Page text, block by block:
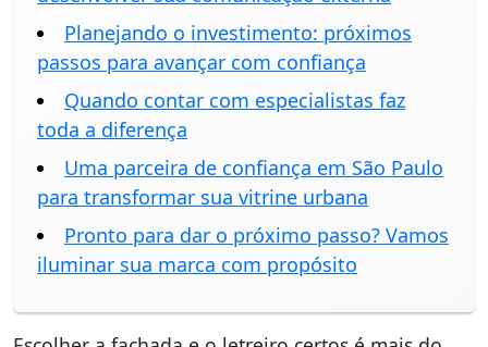
Planejando o investimento: próximos
passos para avançar com confiança
Quando contar com especialistas faz
toda a diferença
Uma parceira de confiança em São Paulo
para transformar sua vitrine urbana
Pronto para dar o próximo passo? Vamos
iluminar sua marca com propósito